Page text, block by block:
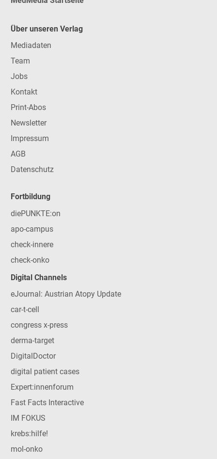
Über unseren Verlag
Mediadaten
Team
Jobs
Kontakt
Print-Abos
Newsletter
Impressum
AGB
Datenschutz
Fortbildung
diePUNKTE:on
apo-campus
check-innere
check-onko
Digital Channels
eJournal: Austrian Atopy Update
car-t-cell
congress x-press
derma-target
DigitalDoctor
digital patient cases
Expert:innenforum
Fast Facts Interactive
IM FOKUS
krebs:hilfe!
mol-onko